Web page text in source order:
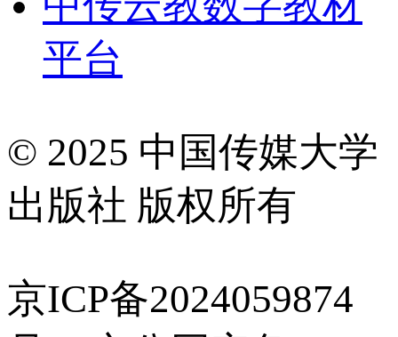
平台
© 2025 中国传媒大学
出版社 版权所有
京ICP备2024059874